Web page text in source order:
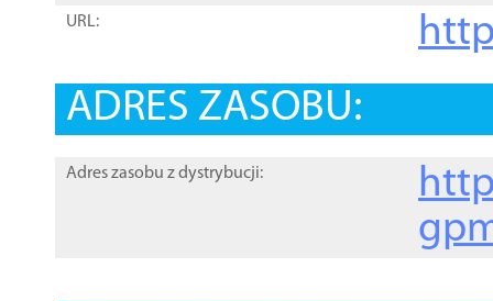
URL:
ADRES ZASOBU:
Adres zasobu z dystrybucji: